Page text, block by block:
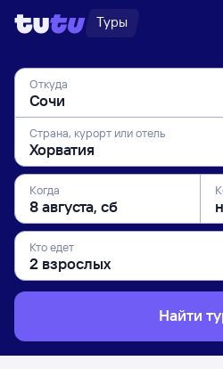
Туры
Откуда
Страна, курорт или отель
Когда
Кто едет
Найти